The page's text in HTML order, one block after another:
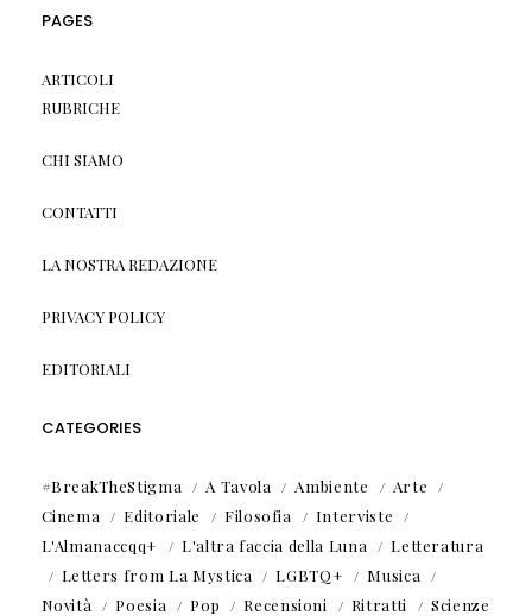
PAGES
ARTICOLI
RUBRICHE
CHI SIAMO
CONTATTI
LA NOSTRA REDAZIONE
PRIVACY POLICY
EDITORIALI
CATEGORIES
#BreakTheStigma A Tavola Ambiente
Arte
Cinema
Editoriale Filosofia
Interviste
L'Almanaccqq+
L'altra faccia della Luna
Letteratura
Letters from La Mystica
LGBTQ+
Musica
Novità
Poesia Pop Recensioni Ritratti Scienze